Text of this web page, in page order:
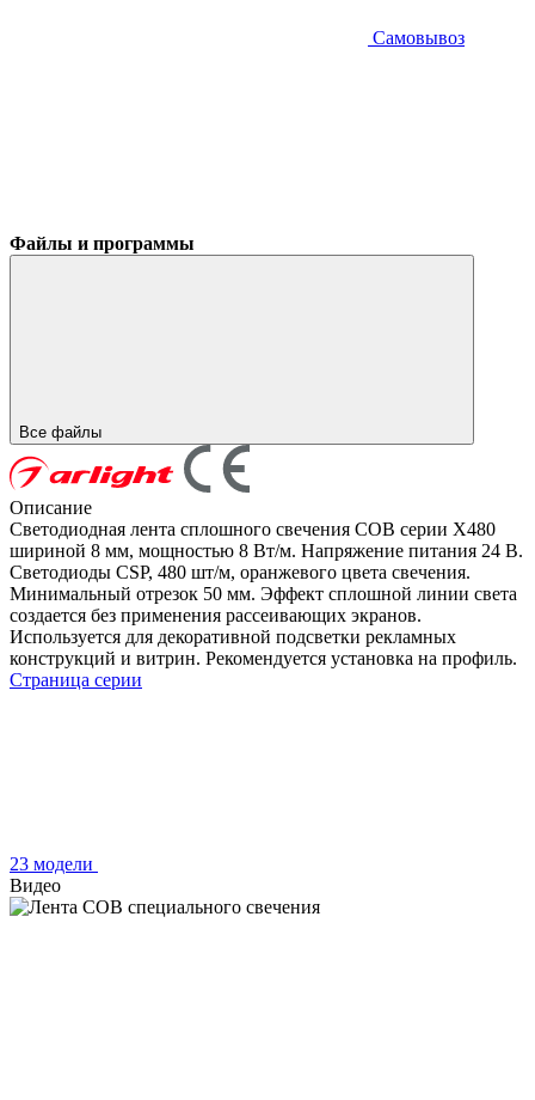
Самовывоз
Файлы и программы
Все файлы
Описание
Светодиодная лента сплошного свечения COB серии X480
шириной 8 мм, мощностью 8 Вт/м. Напряжение питания 24 В.
Светодиоды CSP, 480 шт/м, оранжевого цвета свечения.
Минимальный отрезок 50 мм. Эффект сплошной линии света
создается без применения рассеивающих экранов.
Используется для декоративной подсветки рекламных
конструкций и витрин. Рекомендуется установка на профиль.
Страница серии
23 модели
Видео